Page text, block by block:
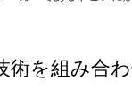
術を組み合